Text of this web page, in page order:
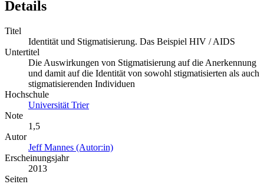
Details
Titel
Identität und Stigmatisierung. Das Beispiel HIV / AIDS
Untertitel
Die Auswirkungen von Stigmatisierung auf die Anerkennung
und damit auf die Identität von sowohl stigmatisierten als auch
stigmatisierenden Individuen
Hochschule
Universität Trier
Note
1,5
Autor
Jeff Mannes (Autor:in)
Erscheinungsjahr
2013
Seiten